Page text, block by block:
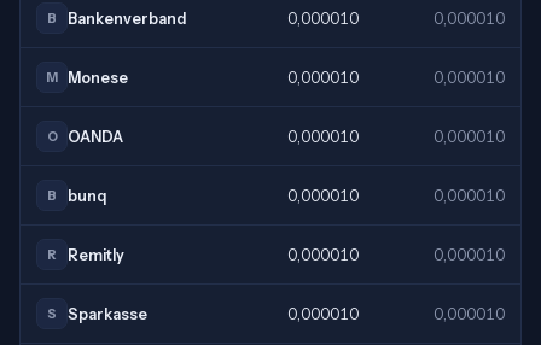
B Bankenverband 0,000010 0,000010
M Monese 0,000010 0,000010
O OANDA 0,000010 0,000010
B bunq 0,000010 0,000010
R Remitly 0,000010 0,000010
S Sparkasse 0,000010 0,000010